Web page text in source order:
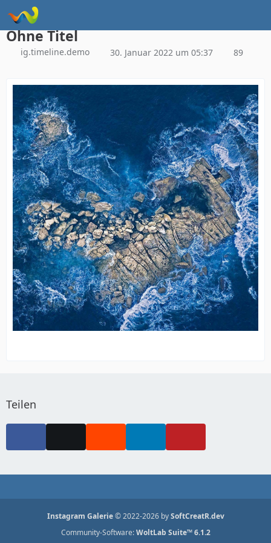
Instagram Galerie Demo
Ohne Titel
ig.timeline.demo 30. Januar 2022 um 05:37 89
Teilen
Instagram Galerie© 2022-2026 bySoftCreatR.dev
Community-Software:WoltLab Suite™ 6.1.2